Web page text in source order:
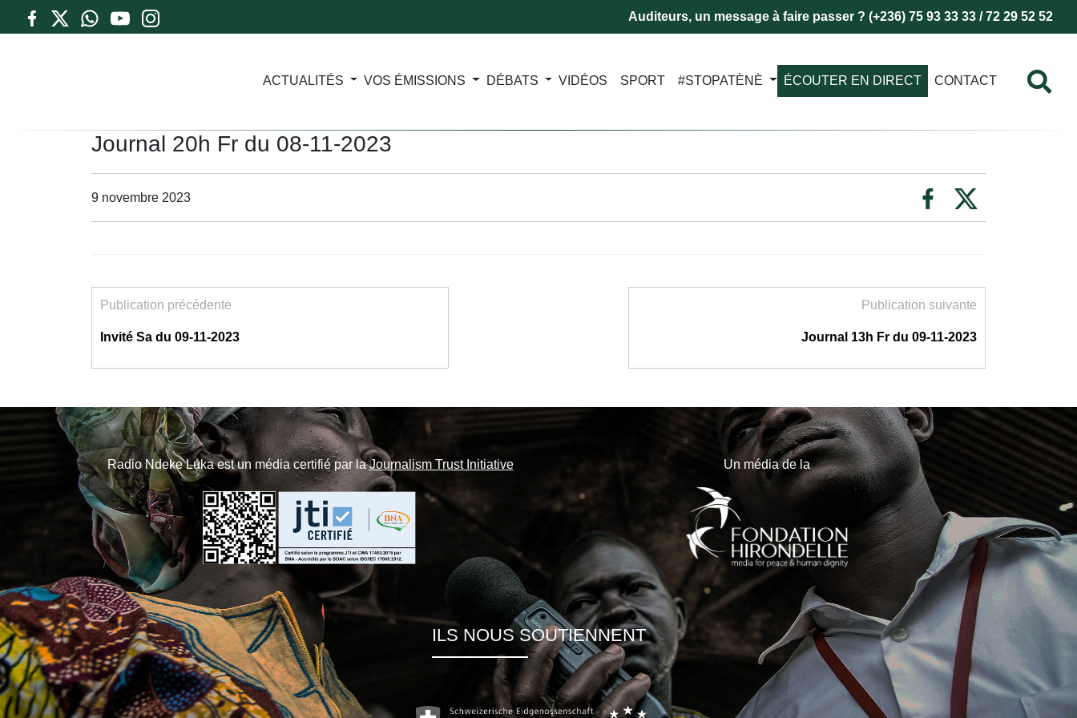
Auditeurs, un message à faire passer ? (+236) 75 93 33 33 / 72 29 52 52
ACTUALITÉS VOS ÉMISSIONS DÉBATS VIDÉOS SPORT #STOPATÈNÈ ÉCOUTER EN DIRECT CONTACT
Journal 20h Fr du 08-11-2023
9 novembre 2023
Publication précédente
Invité Sa du 09-11-2023
Publication suivante
Journal 13h Fr du 09-11-2023
Radio Ndeke Luka est un média certifié par laJournalism Trust Initiative Un média de la
ILS NOUS SOUTIENNENT